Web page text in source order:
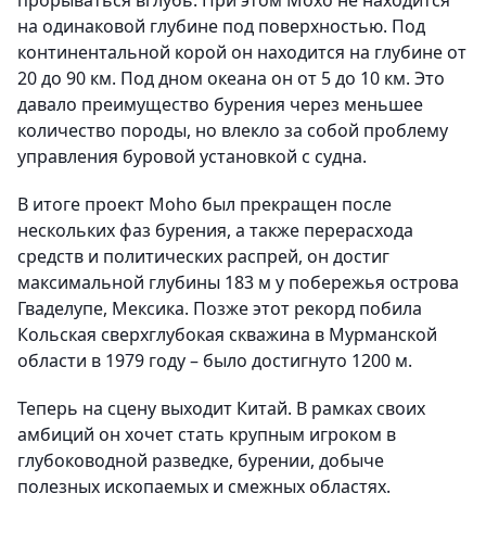
на одинаковой глубине под поверхностью. Под
континентальной корой он находится на глубине от
20 до 90 км. Под дном океана он от 5 до 10 км. Это
давало преимущество бурения через меньшее
количество породы, но влекло за собой проблему
управления буровой установкой с судна.
В итоге проект Moho был прекращен после
нескольких фаз бурения, а также перерасхода
средств и политических распрей, он достиг
максимальной глубины 183 м у побережья острова
Гваделупе, Мексика. Позже этот рекорд побила
Кольская сверхглубокая скважина в Мурманской
области в 1979 году – было достигнуто 1200 м.
Теперь на сцену выходит Китай. В рамках своих
амбиций он хочет стать крупным игроком в
глубоководной разведке, бурении, добыче
полезных ископаемых и смежных областях.